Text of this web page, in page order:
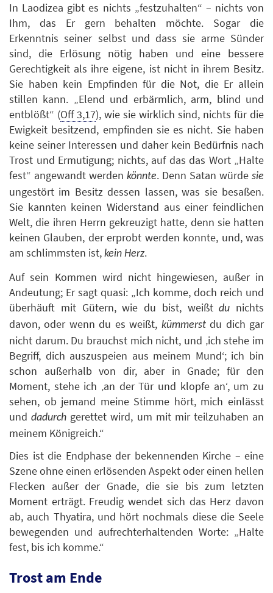
In Laodizea gibt es nichts „festzuhalten“ – nichts von
Ihm, das Er gern behalten möchte. Sogar die
Erkenntnis seiner selbst und dass sie arme Sünder
sind, die Erlösung nötig haben und eine bessere
Gerechtigkeit als ihre eigene, ist nicht in ihrem Besitz.
Sie haben kein Empfinden für die Not, die Er allein
stillen kann. „Elend und erbärmlich, arm, blind und
entblößt“ (Off 3,17), wie sie wirklich sind, nichts für die
Ewigkeit besitzend, empfinden sie es nicht. Sie haben
keine seiner Interessen und daher kein Bedürfnis nach
Trost und Ermutigung; nichts, auf das das Wort „Halte
fest“ angewandt werden könnte. Denn Satan würde sie
ungestört im Besitz dessen lassen, was sie besaßen.
Sie kannten keinen Widerstand aus einer feindlichen
Welt, die ihren Herrn gekreuzigt hatte, denn sie hatten
keinen Glauben, der erprobt werden konnte, und, was
am schlimmsten ist, kein Herz.
Auf sein Kommen wird nicht hingewiesen, außer in
Andeutung; Er sagt quasi: „Ich komme, doch reich und
überhäuft mit Gütern, wie du bist, weißtdu nichts
davon, oder wenn du es weißt, kümmerstdu dich gar
nicht darum. Du brauchst mich nicht, und ‚ich stehe im
Begriff, dich auszuspeien aus meinem Mund‘; ich bin
schon außerhalb von dir, aber in Gnade; für den
Moment, stehe ich ‚an der Tür und klopfe an‘, um zu
sehen, ob jemand meine Stimme hört, mich einlässt
unddadurch gerettet wird, um mit mir teilzuhaben an
meinem Königreich.“
Dies ist die Endphase der bekennenden Kirche – eine
Szene ohne einen erlösenden Aspekt oder einen hellen
Flecken außer der Gnade, die sie bis zum letzten
Moment erträgt. Freudig wendet sich das Herz davon
ab, auch Thyatira, und hört nochmals diese die Seele
bewegenden und aufrechterhaltenden Worte: „Halte
fest, bis ich komme.“
Trost am Ende